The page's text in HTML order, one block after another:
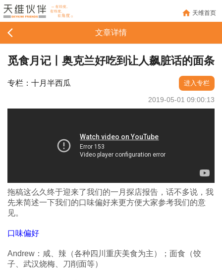
天维首页
文章详情
觅食月记丨奥克兰好吃到让人飙脏话的面条
专栏：十月半西瓜 进入专栏
2019-05-01 09:00:13
拖稿这么久终于迎来了我们的一月探店报告，话不多说，我
先来简述一下我们的口味偏好来更方便大家参考我们的意
见。
口味偏好
Andrew：咸、辣（各种四川重庆美食为主）；面食（饺
子、武汉烧梅、刀削面等）